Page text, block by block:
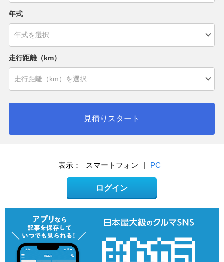
年式
走行距離（km）
見積りスタート
表示： スマートフォン | PC
ログイン